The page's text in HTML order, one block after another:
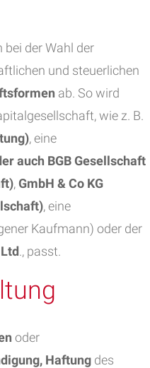
der Wahl der
und steuerlichen
ab. So wird
wie z. B.
, eine
auch BGB Gesellschaft
,GmbH & Co KG
, eine
Kaufmann) oder der
Ltd ., passt.
oder
Haftung des